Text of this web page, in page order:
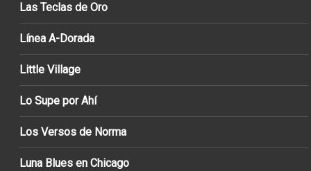
Las Teclas de Oro
Línea A-Dorada
Little Village
Lo Supe por Ahí
Los Versos de Norma
Luna Blues en Chicago